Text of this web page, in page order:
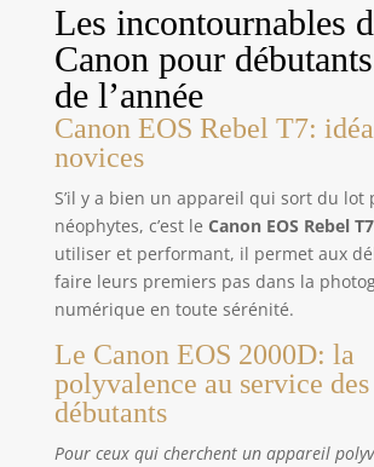
Les incontournables
Canon pour
de l’année
Canon EOS Rebel T7:
novices
S’il y a bien un appareil qui sort du lot
néophytes, c’est le Canon EOS Rebel T7
utiliser et performant, il permet aux
faire leurs premiers pas dans la
numérique en toute sérénité.
Le Canon EOS 2000D: la
polyvalence au service des
débutants
Pour ceux qui cherchent un appareil